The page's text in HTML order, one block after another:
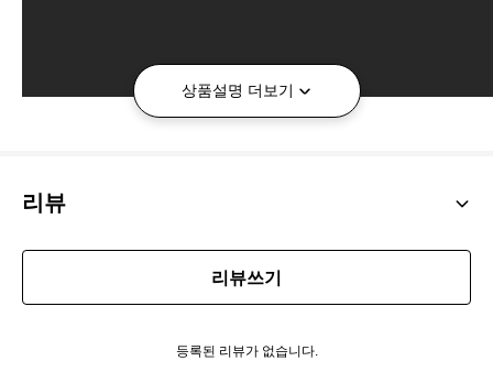
상품설명 더보기
리뷰
리뷰쓰기
등록된 리뷰가 없습니다.